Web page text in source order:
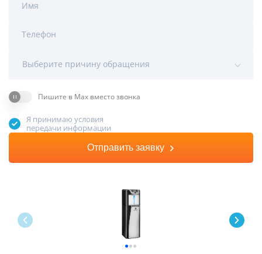
Имя
Телефон
Выберите причину обращения
Пишите в Max вместо звонка
Я принимаю условия
передачи информации
Отправить заявку